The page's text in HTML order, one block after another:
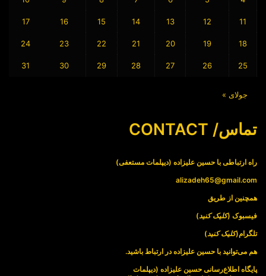
11
12
13
14
15
16
17
18
19
20
21
22
23
24
25
26
27
28
29
30
31
جولای »
تماس/ CONTACT
راه ارتباطی با حسین علیزاده (دیپلمات مستعفی)
alizadeh65@gmail.com
همچنین از طریق
فیسبوک (کلیک کنید)
تلگرام(کلیک کنید)
هم می‌توانید با حسین علیزاده در ارتباط باشید.
پایگاه اطلاع‌رسانی حسین علیزاده (دیپلمات